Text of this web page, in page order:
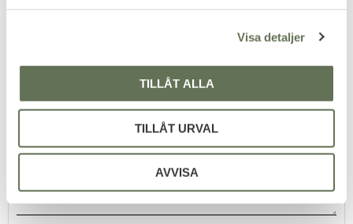
Visa detaljer
TILLÅT ALLA
TILLÅT URVAL
AVVISA